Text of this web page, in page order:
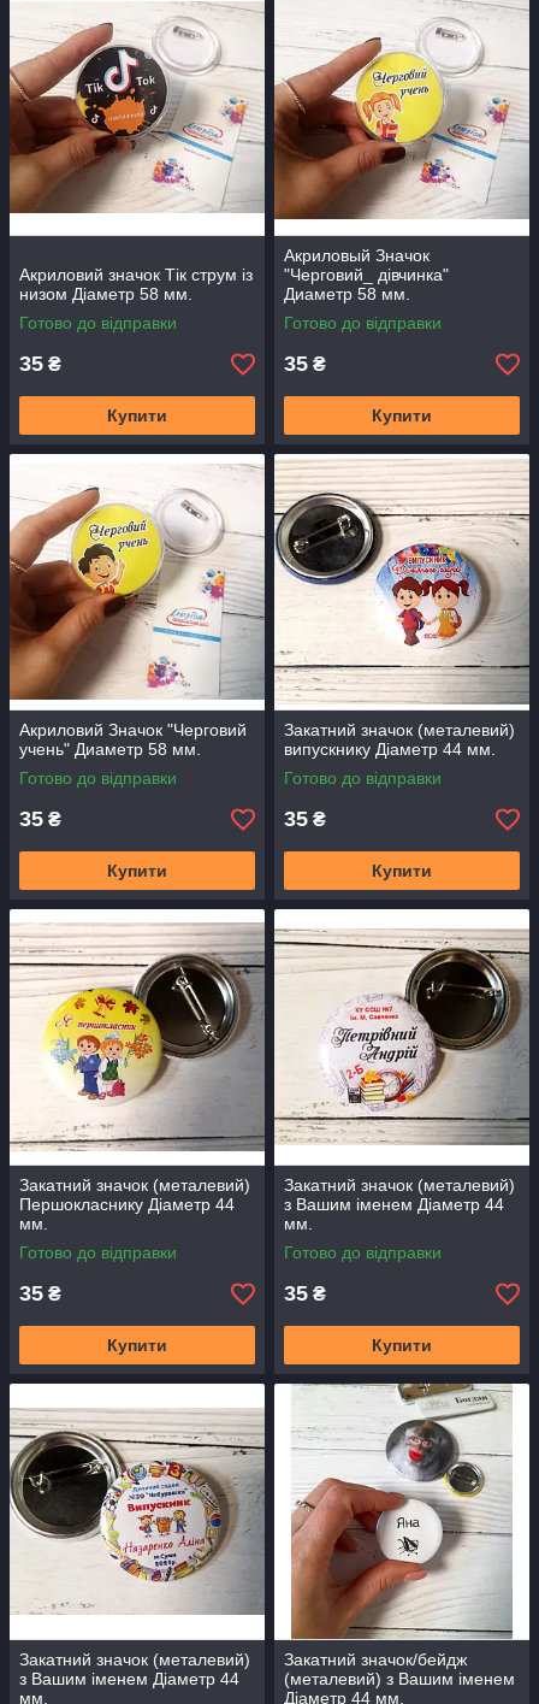
Акриловий значок Тік струм із
низом Діаметр 58 мм.
Готово до відправки
35 ₴
Купити
Акриловый Значок
"Черговий_ дівчинка"
Диаметр 58 мм.
Готово до відправки
35 ₴
Купити
Акриловий Значок "Черговий
учень" Диаметр 58 мм.
Готово до відправки
35 ₴
Купити
Закатний значок (металевий)
випускнику Діаметр 44 мм.
Готово до відправки
35 ₴
Купити
Закатний значок (металевий)
Першокласнику Діаметр 44
мм.
Готово до відправки
35 ₴
Купити
Закатний значок (металевий)
з Вашим іменем Діаметр 44
мм.
Готово до відправки
35 ₴
Купити
Закатний значок (металевий)
з Вашим іменем Діаметр 44
мм.
Закатний значок/бейдж
(металевий) з Вашим іменем
Діаметр 44 мм.